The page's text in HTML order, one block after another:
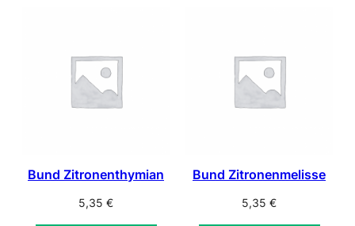
Bund Zitronenthymian
5,35 €
Bund Zitronenmelisse
5,35 €